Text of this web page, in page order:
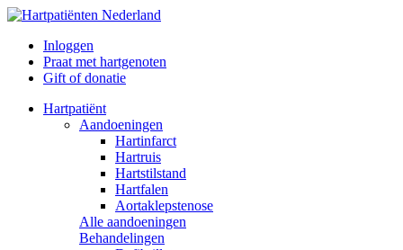
Inloggen
Praat met hartgenoten
Gift of donatie
Hartpatiënt
Aandoeningen
Hartinfarct
Hartruis
Hartstilstand
Hartfalen
Aortaklepstenose
Alle aandoeningen
Behandelingen